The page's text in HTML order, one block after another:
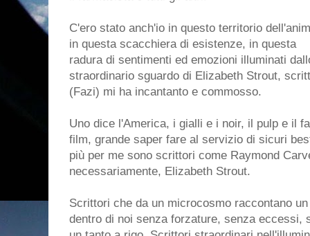
C'ero stato anch'io in questo territorio
in questa scacchiera di esistenze, in questa
radura di sentimenti ed emozioni illuminati
straordinario sguardo di Elizabeth Strout,
(Fazi) mi ha incantanto e commosso.
Uno dice l'America, i gialli e i noir, il pulp e il
film, grande saper fare al servizio di sicuri
più per me sono scrittori come Raymond
necessariamente, Elizabeth Strout.
Scrittori che da un microcosmo raccontano
dentro di noi senza forzature, senza eccessi,